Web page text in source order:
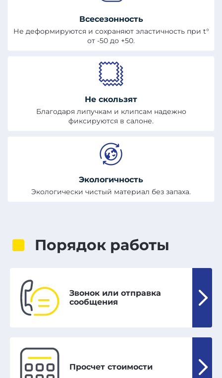
Всесезонность
Не деформируются и сохраняют эластичность при t°
от -50 до +50.
Не скользят
Благодаря липучкам и клипсам надежно
фиксируются в салоне.
Экологичность
Экологически чистый материал без запаха.
Порядок работы
Звонок или отправка
сообщения
Просчет стоимости